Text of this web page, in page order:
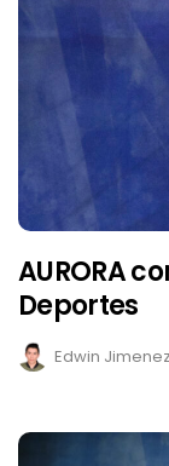
AURORA
Deportes
Edwin Jimenez